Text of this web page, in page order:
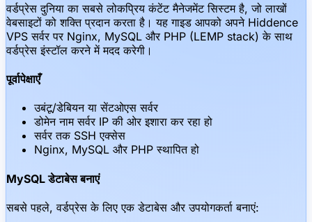
वर्डप्रेस दुनिया का सबसे लोकप्रिय कंटेंट मैनेजमेंट सिस्टम है, जो लाखों
वेबसाइटों को शक्ति प्रदान करता है। यह गाइड आपको अपने Hiddence
VPS सर्वर पर Nginx, MySQL और PHP (LEMP stack) के साथ
वर्डप्रेस इंस्टॉल करने में मदद करेगी।
पूर्वापेक्षाएँ
उबंटू/डेबियन या सेंटओएस सर्वर
डोमेन नाम सर्वर IP की ओर इशारा कर रहा हो
सर्वर तक SSH एक्सेस
Nginx, MySQL और PHP स्थापित हो
MySQL डेटाबेस बनाएं
सबसे पहले, वर्डप्रेस के लिए एक डेटाबेस और उपयोगकर्ता बनाएं: